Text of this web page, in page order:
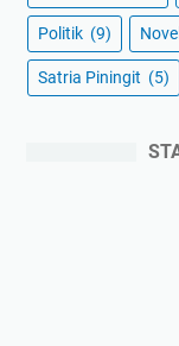
Politik (9) Novel
Satria Piningit (5)